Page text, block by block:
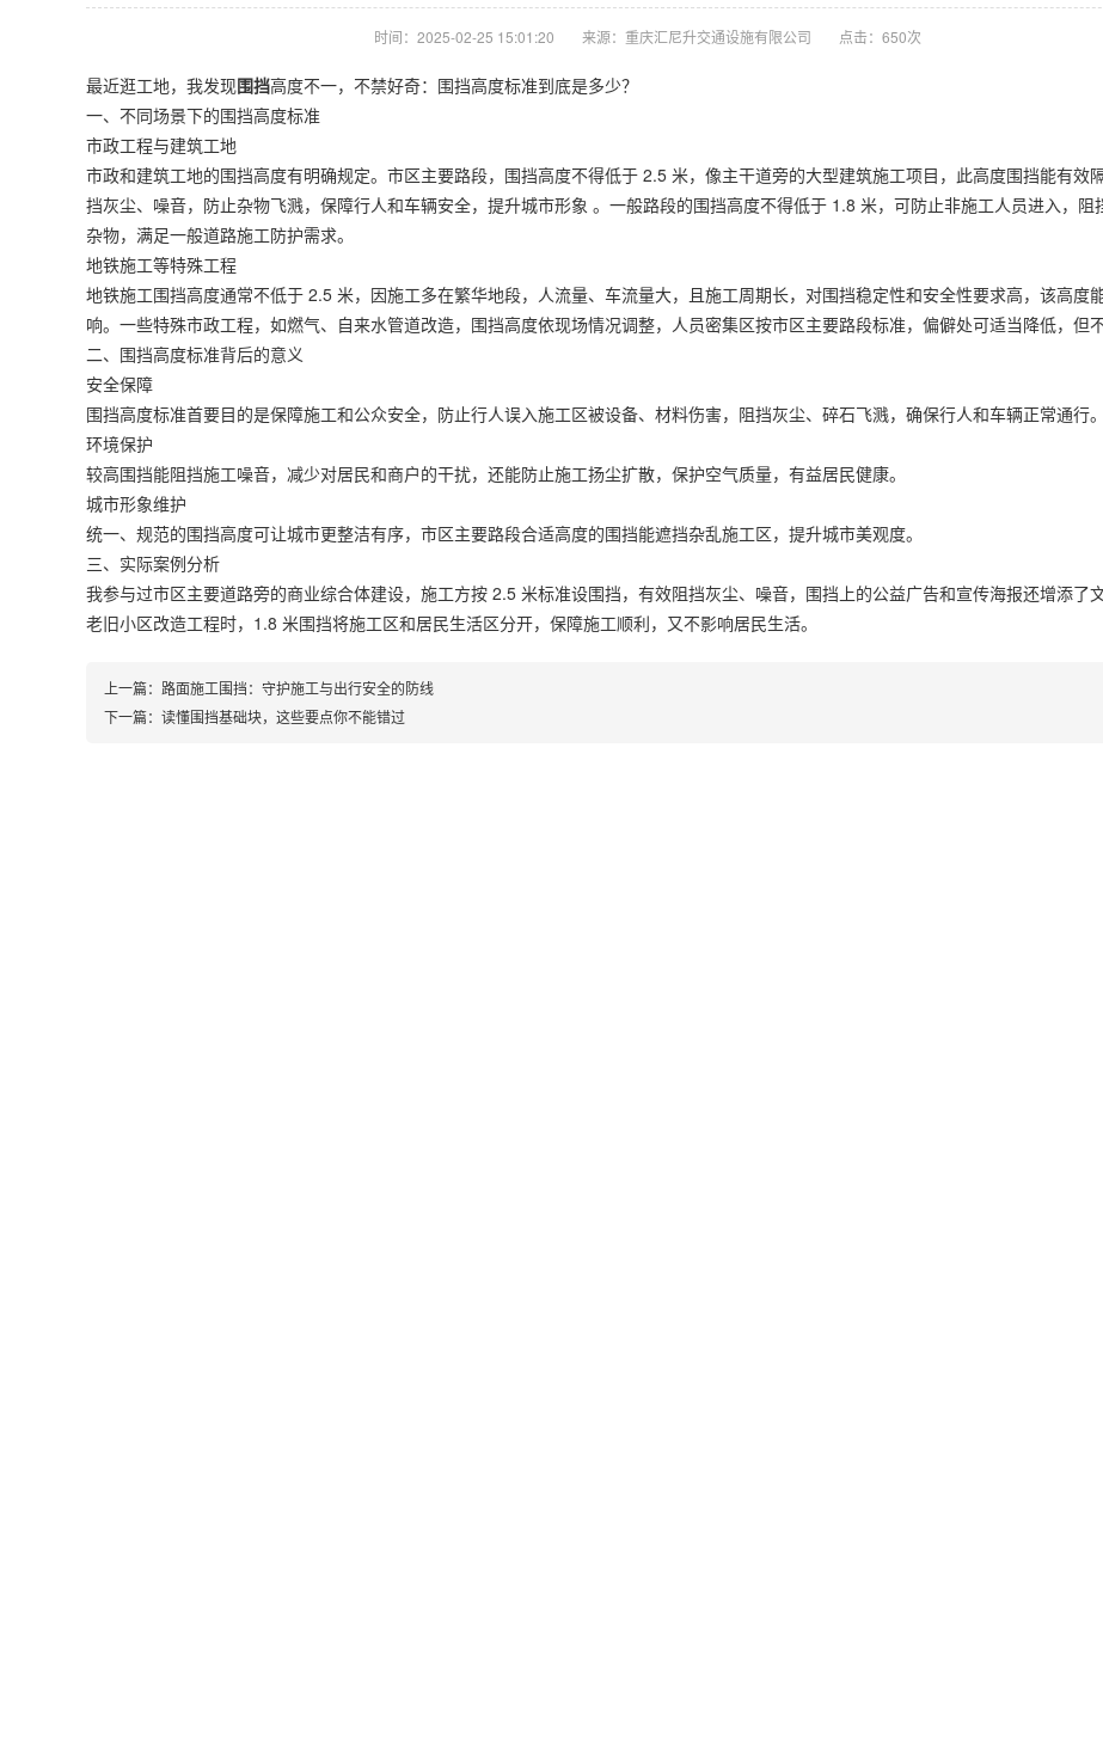
时间：2025-02-25 15:01:20 来源：重庆汇尼升交通设施有限公司 点击：650次
最近逛工地，我发现围挡高度不一，不禁好奇：围挡高度标准到底是多少？
一、不同场景下的围挡高度标准
市政工程与建筑工地
市政和建筑工地的围挡高度有明确规定。市区主要路段，围挡高度不得低于 2.5 米，像主干道旁的大型建筑施工项目，此高度围挡能有效
挡灰尘、噪音，防止杂物飞溅，保障行人和车辆安全，提升城市形象 。一般路段的围挡高度不得低于 1.8 米，可防止非施工人员进入，阻
杂物，满足一般道路施工防护需求。
地铁施工等特殊工程
地铁施工围挡高度通常不低于 2.5 米，因施工多在繁华地段，人流量、车流量大，且施工周期长，对围挡稳定性和安全性要求高，该高度
响。一些特殊市政工程，如燃气、自来水管道改造，围挡高度依现场情况调整，人员密集区按市区主要路段标准，偏僻处可适当降低，但
二、围挡高度标准背后的意义
安全保障
围挡高度标准首要目的是保障施工和公众安全，防止行人误入施工区被设备、材料伤害，阻挡灰尘、碎石飞溅，确保行人和车辆正常通行。
环境保护
较高围挡能阻挡施工噪音，减少对居民和商户的干扰，还能防止施工扬尘扩散，保护空气质量，有益居民健康。
城市形象维护
统一、规范的围挡高度可让城市更整洁有序，市区主要路段合适高度的围挡能遮挡杂乱施工区，提升城市美观度。
三、实际案例分析
我参与过市区主要道路旁的商业综合体建设，施工方按 2.5 米标准设围挡，有效阻挡灰尘、噪音，围挡上的公益广告和宣传海报还增添了
老旧小区改造工程时，1.8 米围挡将施工区和居民生活区分开，保障施工顺利，又不影响居民生活。
上一篇： 路面施工围挡：守护施工与出行安全的防线
下一篇： 读懂围挡基础块，这些要点你不能错过